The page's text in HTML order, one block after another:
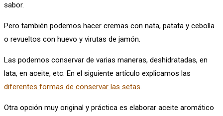
sabor.
Pero también podemos hacer cremas con nata, patata y cebolla
o revueltos con huevo y virutas de jamón.
Las podemos conservar de varias maneras, deshidratadas, en
lata, en aceite, etc. En el siguiente artículo explicamos las
diferentes formas de conservar las setas.
Otra opción muy original y práctica es elaborar aceite aromático